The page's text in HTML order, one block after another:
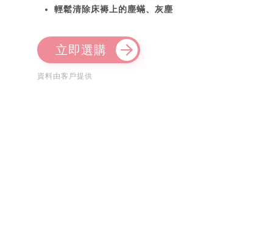
輕鬆清除床褥上的塵蟎、灰塵
立即選購
資料由客戶提供